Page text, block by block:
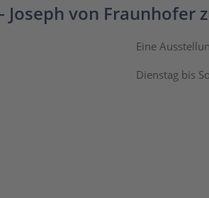
Joseph von Fraunhofer
Eine
Dienstag bis